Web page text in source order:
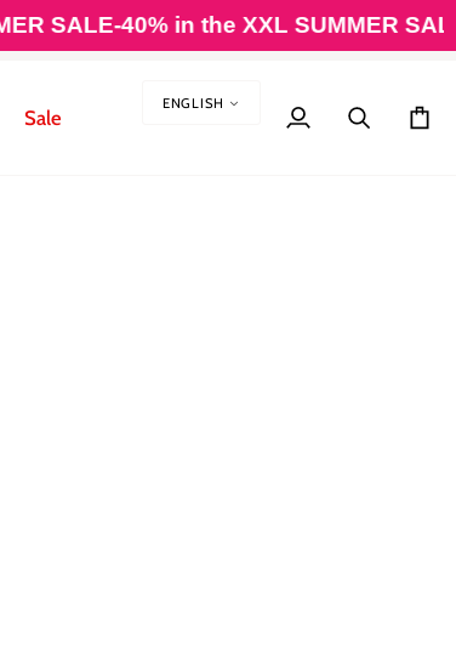
SALE-40% in the XXL SUMMER SALE-
Sale
ENGLISH
My
Search Cart